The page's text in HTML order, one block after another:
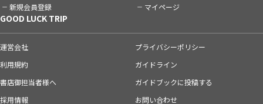
新規会員登録 マイページ
GOOD LUCK TRIP
運営会社
プライバシーポリシー
利用規約
ガイドライン
書店御担当者様へ
ガイドブックに投稿する
採用情報
お問い合わせ